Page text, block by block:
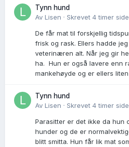
Tynn hund
Av Lisen · Skrevet 4 timer
De får mat til forskjellig
frisk og rask. Ellers hadde
veterinæren alt. Når jeg gir
ha. Hun er også lavere enn
mankehøyde og er ellers
Tynn hund
Av Lisen · Skrevet 4 timer
Parasitter er det ikke da hun
hunder og de er
blitt smitta. Hun får lik mat